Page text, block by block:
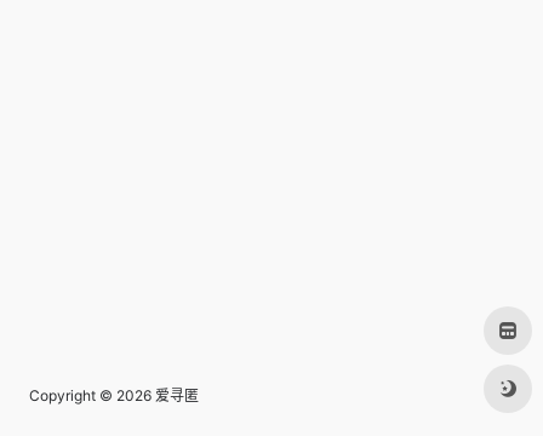
Copyright © 2026 爱寻匿